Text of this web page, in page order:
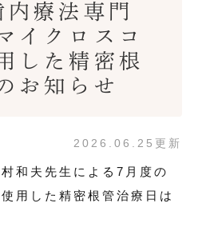
療法専門
イクロスコ
した精密根
お知らせ
2026.06.25更新
和夫先生による7月度の
用した精密根管治療日は